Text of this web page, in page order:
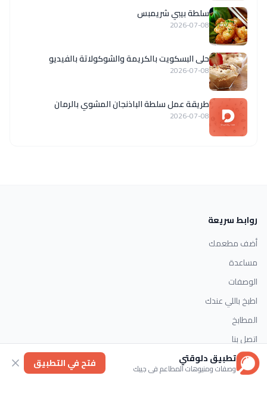
سلطة بيبي شريمبس
2026-07-08
حلى البسكويت بالكريمة والشوكولاتة بالفيديو
2026-07-08
طريقة عمل سلطة الباذنجان المشوي بالرمان
2026-07-08
روابط سريعة
أضف مطعمك
مساعدة
الوصفات
اطبخ باللي عندك
المطابخ
اتصل بنا
التصنيفات
تطبيق دلوقتي
وصفات ومنيوهات المطاعم في جيبك فتح في التطبيق